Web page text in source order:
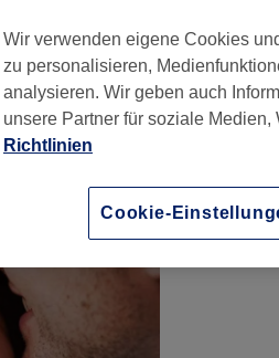
26135
Wir verwenden eigene Cookies
zu personalisieren,
analysieren. Wir geben auch
unsere Partner für soziale
Richtlinien
Cookie-